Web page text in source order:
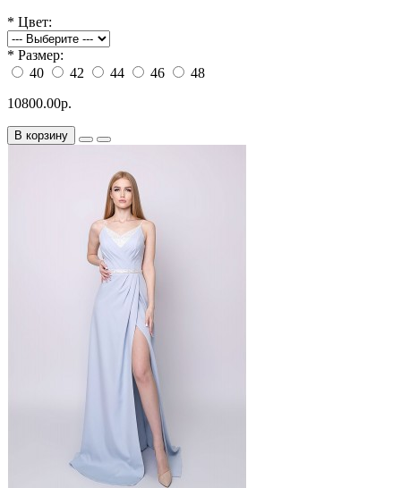
* Цвет:
* Размер:
40
42 44 46
48
10800.00р.
В корзину